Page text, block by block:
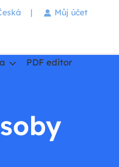
| Můj účet
PDF editor